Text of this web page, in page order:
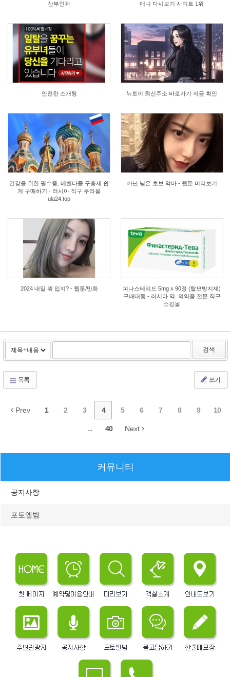
산부인과
애니 다시보기 사이트 1위
0
안전한 소개팅
0
뉴토끼 최신주소 바로가기 지금 확인
0
건강을 위한 필수품, 메벤다졸 구충제 쉽
게 구매하기 - 러시아 직구 우라몰
ula24.top
1
카난 님은 초보 악마 - 웹툰 미리보기
2024 내일 뭐 입지? - 웹툰/만화
1
피나스테리드 5mg x 90정 (탈모방지제)
구매대행 - 러시아 약, 의약품 전문 직구
쇼핑몰
검색
목록 쓰기
Prev 1 2 3 4 5 6 7 8 9 10
... 40 Next
커뮤니티
공지사항
포토앨범